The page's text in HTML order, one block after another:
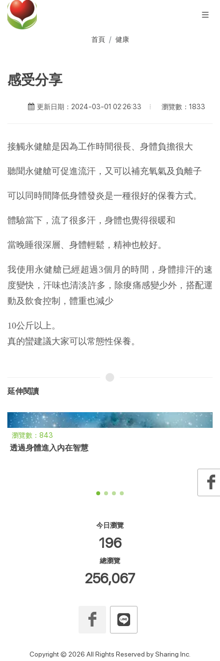
首頁 健康
感受分享
更新日期：2024-03-01 02:26:33 瀏覽數：1833
接觸永健艙是因為工作時間很長、身體負擔很大
聽聞永健艙可促進流汗，又可以補充氧氣及負離子
可以同時間降低身體發炎是一種很好的保養方式。
體驗當下，流了很多汗，身體也覺得很暖和
當晚睡很深層、身體輕鬆，精神也較好。
我使用永健艙已經超過3個月的時間，身體排汗的速
度變快，汗味也清淡許多，除痠痛感變少外，搭配運
動及飲食控制，體重也減少
10公斤以上。
真的蠻建議大家可以常態性保養。
延伸閱讀
瀏覽數：843
透過身體進入內在智慧
今日瀏覽
196
總瀏覽
256,067
Copyright © 2026 All Rights Reserved by Sharing Inc.